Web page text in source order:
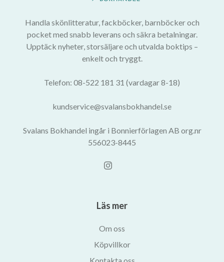
Handla skönlitteratur, fackböcker, barnböcker och
pocket med snabb leverans och säkra betalningar.
Upptäck nyheter, storsäljare och utvalda boktips –
enkelt och tryggt.
Telefon: 08-522 181 31 (vardagar 8-18)
kundservice@svalansbokhandel.se
Svalans Bokhandel ingår i Bonnierförlagen AB org.nr
556023-8445
Läs mer
Om oss
Köpvillkor
Kontakta oss